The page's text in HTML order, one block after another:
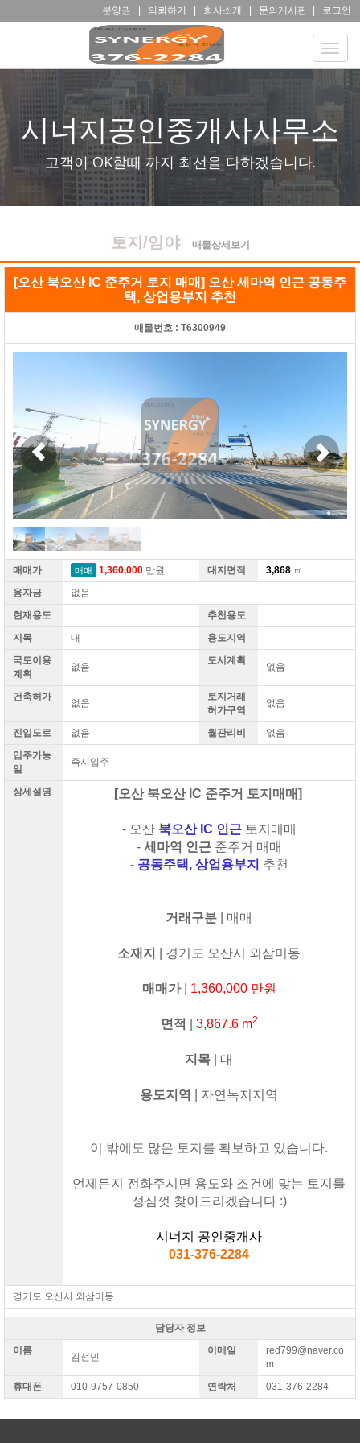
분양권 의뢰하기 회사소개 문의게시판 로그인
Toggle
시너지공인중개사사무소
고객이 OK할때 까지 최선을 다하겠습니다.
토지/임야 매물상세보기
[오산 북오산 IC 준주거 토지 매매] 오산 세마역 인근 공동주
택, 상업용부지 추천
매물번호 : T6300949
매매가 매매 1,360,000 만원 대지면적 3,868 ㎡
융자금
없음
현재용도
추천용도
지목
대
용도지역
국토이용
계획
없음
도시계획
없음
건축허가
없음
토지거래
허가구역
없음
진입도로 없음 월관리비
없음
입주가능
일
즉시입주
상세설명 ​[오산 북오산 IC 준주거 토지매매]
- 오산 북오산 IC 인근토지매매
- 세마역 인근준주거 매매
- 공동주택, 상업용부지 추천
거래구분 | 매매
소재지 | 경기도 오산시 외삼미동
매매가| 1,360,000 만원
면적 3,867.6 m2
지목 | 대
용도지역 | 자연녹지지역
이 밖에도 많은 토지를 확보하고 있습니다.
언제든지 전화주시면 용도와 조건에 맞는 토지를
성심껏 찾아드리겠습니다 :)
시너지 공인중개사
031-376-2284
경기도 오산시 외삼미동
담당자 정보
이름
김선민
이메일
red799@naver.co
m
휴대폰
010-9757-0850 연락처 031-376-2284